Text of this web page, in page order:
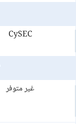
CySEC
غير متوفر